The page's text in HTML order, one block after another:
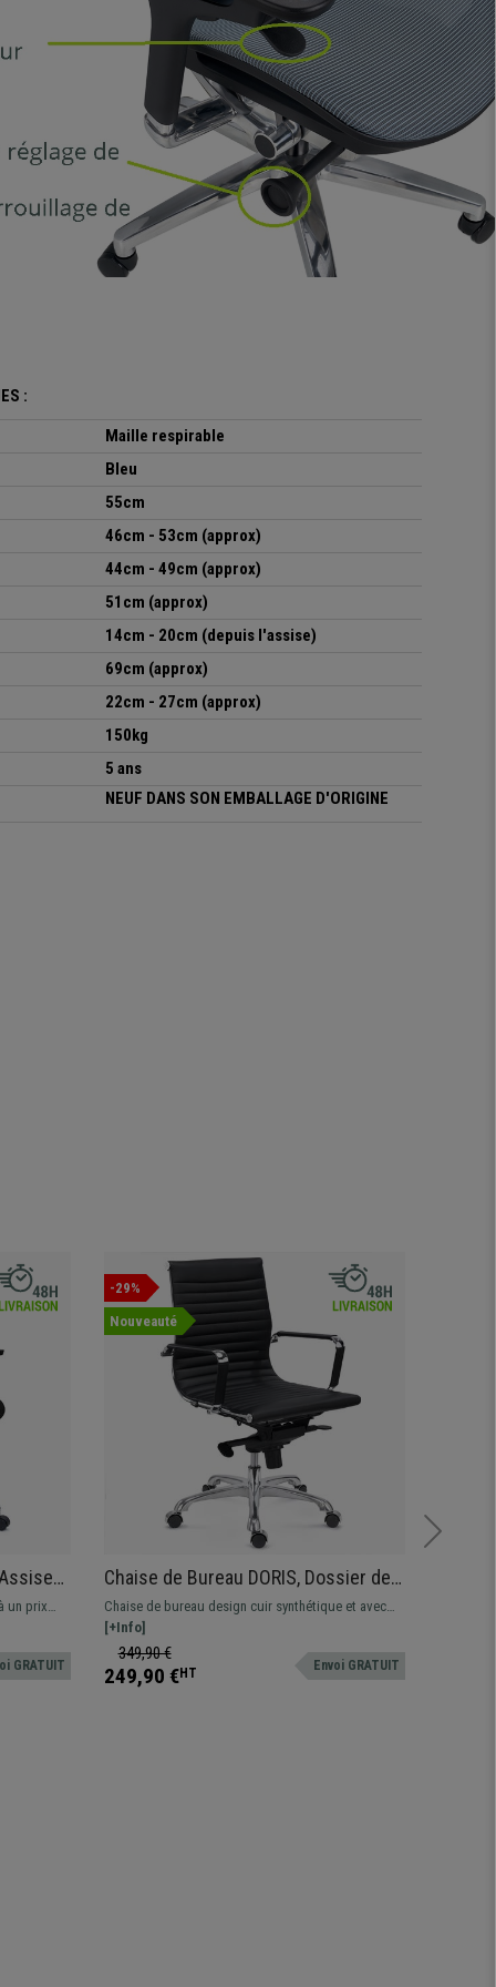
:
Maille respirable
Bleu
55cm
46cm - 53cm (approx)
44cm - 49cm (approx)
51cm (approx)
14cm - 20cm (depuis l'assise)
69cm (approx)
22cm - 27cm (approx)
150kg
5 ans
NEUF DANS SON EMBALLAGE D'ORIGINE
un prix
GRATUIT
-29%
Nouveauté
Chaise de Bureau DORIS, Dossier de
Taille Intermédiaire, Structure
Métallique Chromée, Cuir, Noir
Chaise de bureau design cuir synthétique et avec
une structure métallique chromée. Mécanisme
basculant sur 4 positions
[+Info]
349,90 €
249,90 €HT Envoi GRATUIT